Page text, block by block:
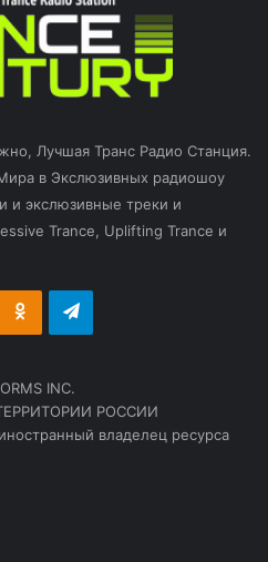
Лучшая Транс Радио Станция.
в Экслюзивных радиошоу
и экслюзивные треки и
Trance, Uplifting Trance и
Odnoklassniki
Telegram
INC.
ТЕРРИТОРИИ РОССИИ
владелец ресурса